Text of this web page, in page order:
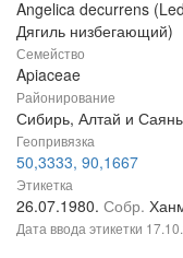
Angelica decurrens
Дягиль низбегающий)
Семейство
Apiaceae
Районирование
Сибирь, Алтай и
Геопривязка
50,3333, 90,1667
Этикетка
26.07.1980. Собр.
Дата ввода этикетки